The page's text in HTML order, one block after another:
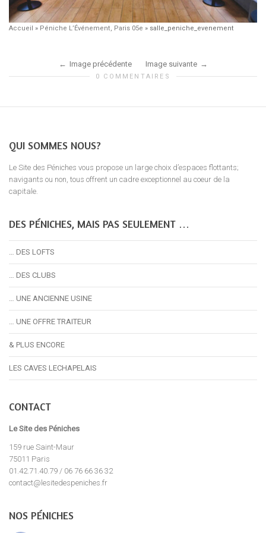
Accueil » Péniche L’Événement, Paris 05e » salle_peniche_evenement
Image précédente Image suivante
0 COMMENTAIRES
QUI SOMMES NOUS?
Le Site des Péniches vous propose un large choix d’espaces flottants;
navigants ou non, tous offrent un cadre exceptionnel au coeur de la
capitale.
DES PÉNICHES, MAIS PAS SEULEMENT …
… DES LOFTS
… DES CLUBS
… UNE ANCIENNE USINE
… UNE OFFRE TRAITEUR
& PLUS ENCORE
LES CAVES LECHAPELAIS
CONTACT
Le Site des Péniches
159 rue Saint-Maur
75011 Paris
01.42.71.40.79 / 06 76 66 36 32
contact@lesitedespeniches.fr
NOS PÉNICHES